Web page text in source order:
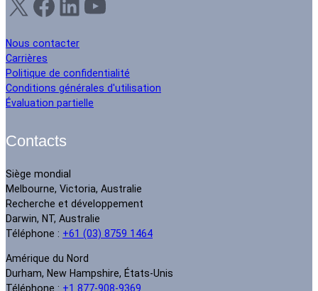
Nous contacter
Carrières
Politique de confidentialité
Conditions générales d'utilisation
Évaluation partielle
Contacts
Siège mondial
Melbourne, Victoria, Australie
Recherche et développement
Darwin, NT, Australie
Téléphone : +61 (03) 8759 1464
Amérique du Nord
Durham, New Hampshire, États-Unis
Téléphone : +1 877-908-9369